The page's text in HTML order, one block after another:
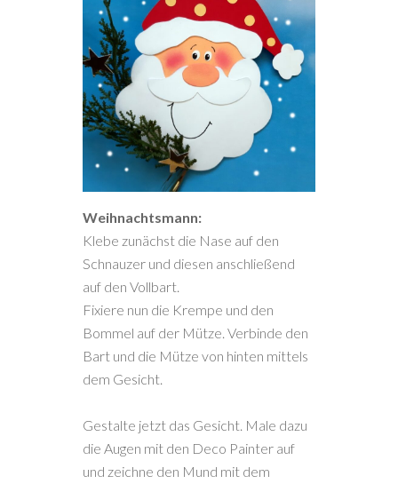
Weihnachtsmann:
Klebe zunächst die Nase auf den
Schnauzer und diesen anschließend
auf den Vollbart.
Fixiere nun die Krempe und den
Bommel auf der Mütze. Verbinde den
Bart und die Mütze von hinten mittels
dem Gesicht.
Gestalte jetzt das Gesicht. Male dazu
die Augen mit den Deco Painter auf
und zeichne den Mund mit dem